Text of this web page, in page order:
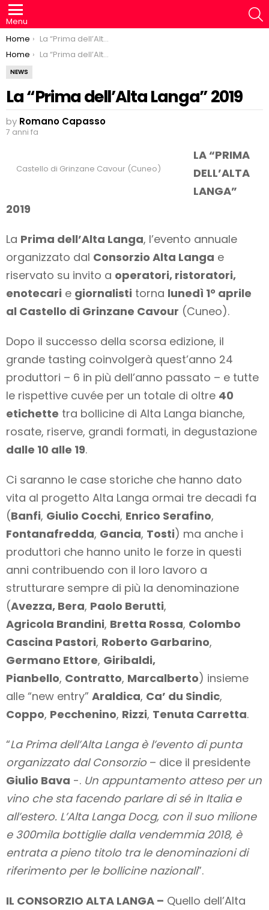
Menu
You are here:
Home
La “Prima dell’Alta Langa” 2019
You are here:
Home La “Prima dell’Alta Langa” 2019
NEWS
La “Prima dell’Alta Langa” 2019
by Romano Capasso
7 anni fa
Castello di Grinzane Cavour (Cuneo)
LA “PRIMA
DELL’ALTA
LANGA”
2019
La Prima dell’Alta Langa, l’evento annuale
organizzato dal Consorzio Alta Langa e
riservato su invito a operatori, ristoratori,
enotecari e giornalisti torna lunedì 1° aprile
al Castello di Grinzane Cavour (Cuneo).
Dopo il successo della scorsa edizione, il
grande tasting coinvolgerà quest’anno 24
produttori – 6 in più dell’anno passato – e tutte
le rispettive cuvée per un totale di oltre 40
etichette tra bollicine di Alta Langa bianche,
rosate, riserve, grandi formati, in degustazione
dalle 10 alle 19.
Ci saranno le case storiche che hanno dato
vita al progetto Alta Langa ormai tre decadi fa
(Banfi, Giulio Cocchi, Enrico Serafino,
Fontanafredda, Gancia, Tosti) ma anche i
produttori che hanno unito le forze in questi
anni contribuendo con il loro lavoro a
strutturare sempre di più la denominazione
(Avezza, Bera, Paolo Berutti,
Agricola Brandini, Bretta Rossa, Colombo
Cascina Pastori, Roberto Garbarino,
Germano Ettore, Giribaldi,
Pianbello, Contratto, Marcalberto) insieme
alle “new entry” Araldica, Ca’ du Sindic,
Coppo, Pecchenino, Rizzi, Tenuta Carretta.
“La Prima dell’Alta Langa è l’evento di punta
organizzato dal Consorzio – dice il presidente
Giulio Bava -. Un appuntamento atteso per un
vino che sta facendo parlare di sé in Italia e
all’estero. L’Alta Langa Docg, con il suo milione
e 300mila bottiglie dalla vendemmia 2018, è
entrata a pieno titolo tra le denominazioni di
riferimento per le bollicine nazionali”.
IL CONSORZIO ALTA LANGA – Quello dell’Alta